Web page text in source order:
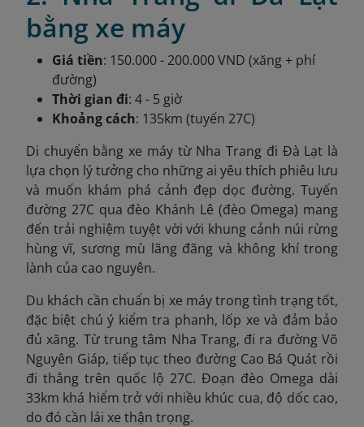
bằng xe máy
Giá tiền: 150.000 - 200.000 VND (xăng + phí
đường)
Thời gian đi: 4 - 5 giờ
Khoảng cách: 135km (tuyến 27C)
Di chuyển bằng xe máy từ Nha Trang đi Đà Lạt là
lựa chọn lý tưởng cho những ai yêu thích phiêu lưu
và muốn khám phá cảnh đẹp dọc đường. Tuyến
đường 27C qua đèo Khánh Lê (đèo Omega) mang
đến trải nghiệm tuyệt vời với khung cảnh núi rừng
hùng vĩ, sương mù lãng đãng và không khí trong
lành của cao nguyên.
Du khách cần chuẩn bị xe máy trong tình trạng tốt,
đặc biệt chú ý kiểm tra phanh, lốp xe và đảm bảo
đủ xăng. Từ trung tâm Nha Trang, đi ra đường Võ
Nguyên Giáp, tiếp tục theo đường Cao Bá Quát rồi
đi thẳng trên quốc lộ 27C. Đoạn đèo Omega dài
33km khá hiểm trở với nhiều khúc cua, độ dốc cao,
do đó cần lái xe thận trọng.